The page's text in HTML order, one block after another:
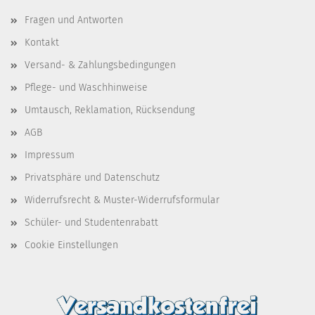
Fragen und Antworten
Kontakt
Versand- & Zahlungsbedingungen
Pflege- und Waschhinweise
Umtausch, Reklamation, Rücksendung
AGB
Impressum
Privatsphäre und Datenschutz
Widerrufsrecht & Muster-Widerrufsformular
Schüler- und Studentenrabatt
Cookie Einstellungen